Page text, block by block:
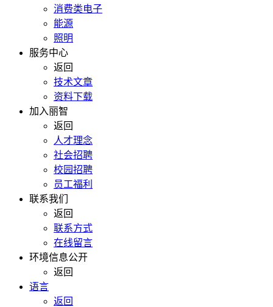
消费类电子
能源
照明
服务中心
返回
技术文章
资料下载
加入丽智
返回
人才理念
社会招聘
校园招聘
员工福利
联系我们
返回
联系方式
在线留言
环境信息公开
返回
语言
返回